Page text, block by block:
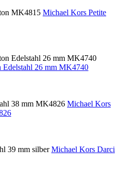
Michael Kors Petite
26 mm MK4740
Michael Kors
Michael Kors Darci